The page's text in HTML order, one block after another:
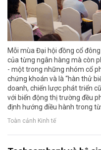
Mỗi mùa Đại hội đồng cổ
của từng ngân hàng mà còn
- một trong những nhóm cổ
chứng khoán và là “hàn thử
doanh, chiến lược phát triển
với biến động thị trường đều
định hướng điều hành trong
Toàn cảnh Kinh tế